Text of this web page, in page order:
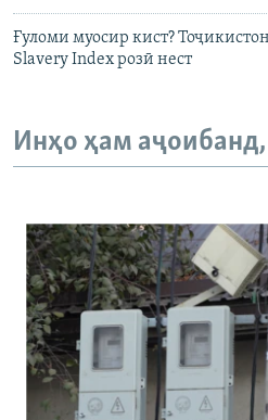
Ғуломи муосир кист?
Slavery Index розӣ нест
Инҳо ҳам